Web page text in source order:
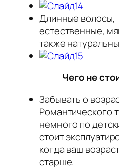
Длинные волосы,
естественные,
также
Чего не
Забывать о
Романтического
немного по
стоит
когда ваш
старше.